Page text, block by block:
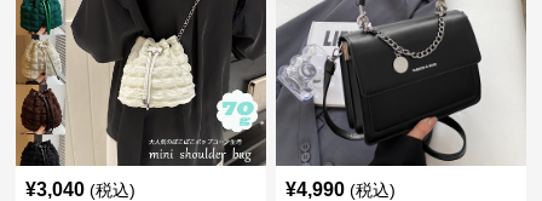
¥3,040 (税込) ¥4,990 (税込)